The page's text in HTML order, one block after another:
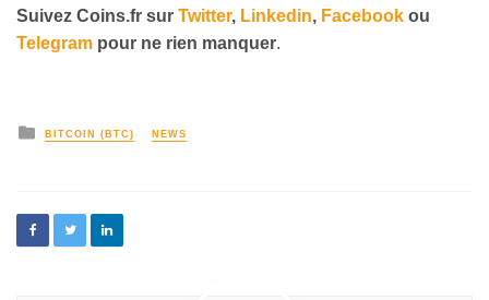
Suivez Coins.fr sur Twitter, Linkedin, Facebook ou
Telegram pour ne rien manquer.
BITCOIN (BTC) NEWS